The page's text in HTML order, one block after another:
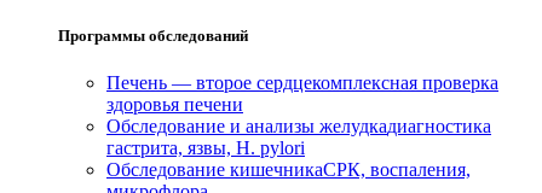
Программы обследований
Печень — второе сердцекомплексная проверка
здоровья печени
Обследование и анализы желудкадиагностика
гастрита, язвы, H. pylori
Обследование кишечникаСРК, воспаления,